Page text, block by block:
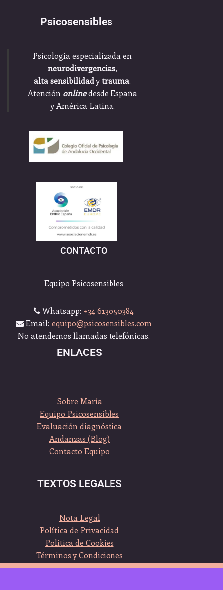
Psicosensibles
Psicología especializada en
neurodivergencias,
alta sensibilidadytrauma.
Atención onlinedesde España
y América Latina.
CONTACTO
Equipo Psicosensibles
Whatsapp: +34 613050384
Email: equipo@psicosensibles.com
No atendemos llamadas telefónicas.
ENLACES
Sobre María
Equipo Psicosensibles
Evaluación diagnóstica
Andanzas (Blog)
Contacto Equipo
TEXTOS LEGALES
Nota Legal
Política de Privacidad
Política de Cookies
Términos y Condiciones